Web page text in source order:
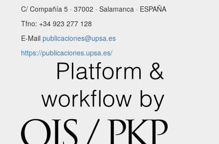
C/ Compañía 5 · 37002 · Salamanca · ESPAÑA
Tfno: +34 923 277 128
E-Mail publicaciones@upsa.es
https://publicaciones.upsa.es/